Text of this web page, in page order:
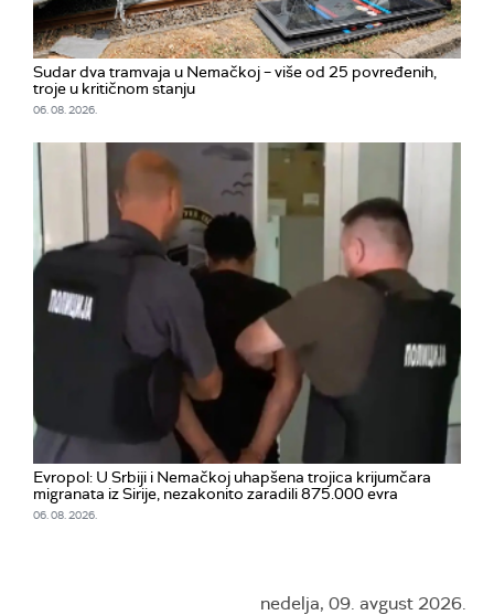
Sudar dva tramvaja u Nemačkoj – više od 25 povređenih,
troje u kritičnom stanju
06. 08. 2026.
Evropol: U Srbiji i Nemačkoj uhapšena trojica krijumčara
migranata iz Sirije, nezakonito zaradili 875.000 evra
06. 08. 2026.
nedelja, 09. avgust 2026.